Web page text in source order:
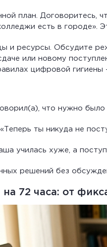
план. Договоритесь,
есть в городе».
и ресурсы. Обсудите
или новому
цифровой
что нужно было
ты никуда не
училась хуже, а
решений без
72 часа: от